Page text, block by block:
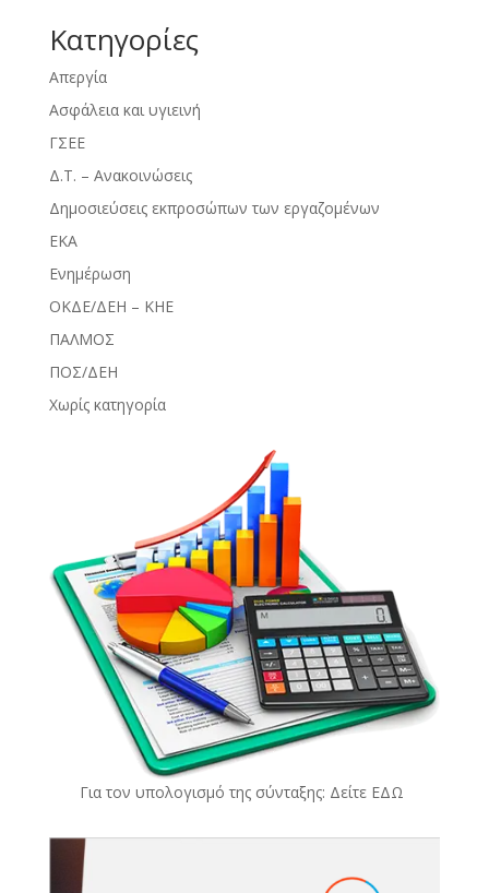
Kατηγορίες
Απεργία
Ασφάλεια και υγιεινή
ΓΣΕΕ
Δ.Τ. – Ανακοινώσεις
Δημοσιεύσεις εκπροσώπων των εργαζομένων
ΕΚΑ
Ενημέρωση
ΟΚΔΕ/ΔΕΗ – ΚΗΕ
ΠΑΛΜΟΣ
ΠΟΣ/ΔΕΗ
Χωρίς κατηγορία
Για τον υπολογισμό της σύνταξης: Δείτε ΕΔΩ